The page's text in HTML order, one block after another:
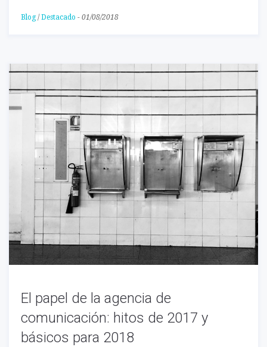
Blog/Destacado - 01/08/2018
El papel de la agencia de
comunicación: hitos de 2017 y
básicos para 2018